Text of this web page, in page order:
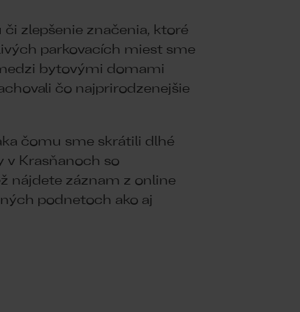
zlepšenie značenia, ktoré
parkovacích miest sme
bytovými domami
čo najprirodzenejšie
čomu sme skrátili dlhé
v Krasňanoch so
nájdete záznam z online
podnetoch ako aj